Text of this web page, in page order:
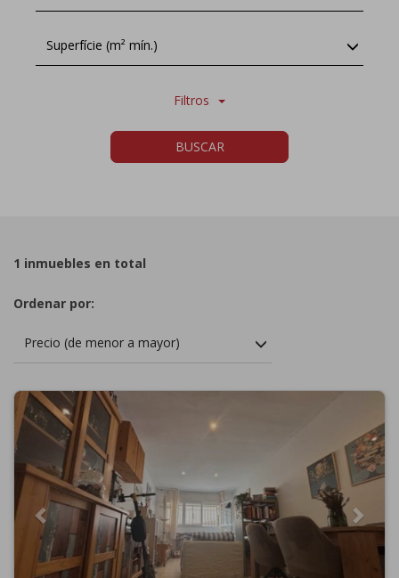
Superfície (m² mín.)
Filtros
BUSCAR
1 inmuebles en total
Ordenar por:
Precio (de menor a mayor)
Previous Next